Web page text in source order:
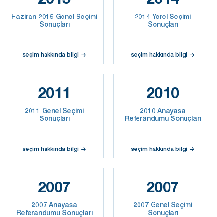
Haziran 2015 Genel Seçimi
Sonuçları
seçim hakkında bilgi
2014 Yerel Seçimi
Sonuçları
seçim hakkında bilgi
2011
2011 Genel Seçimi
Sonuçları
seçim hakkında bilgi
2010
2010 Anayasa
Referandumu Sonuçları
seçim hakkında bilgi
2007
2007 Anayasa
Referandumu Sonuçları
2007
2007 Genel Seçimi
Sonuçları